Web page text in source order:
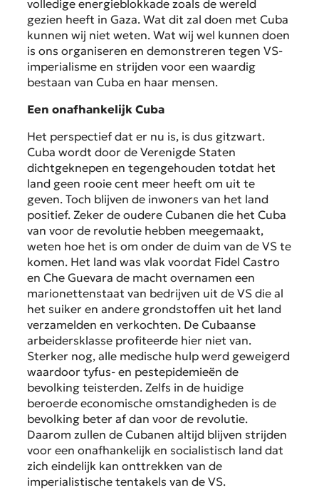
volledige energieblokkade zoals de wereld
gezien heeft in Gaza. Wat dit zal doen met Cuba
kunnen wij niet weten. Wat wij wel kunnen doen
is ons organiseren en demonstreren tegen VS-
imperialisme en strijden voor een waardig
bestaan van Cuba en haar mensen.
Een onafhankelijk Cuba
Het perspectief dat er nu is, is dus gitzwart.
Cuba wordt door de Verenigde Staten
dichtgeknepen en tegengehouden totdat het
land geen rooie cent meer heeft om uit te
geven. Toch blijven de inwoners van het land
positief. Zeker de oudere Cubanen die het Cuba
van voor de revolutie hebben meegemaakt,
weten hoe het is om onder de duim van de VS te
komen. Het land was vlak voordat Fidel Castro
en Che Guevara de macht overnamen een
marionettenstaat van bedrijven uit de VS die al
het suiker en andere grondstoffen uit het land
verzamelden en verkochten. De Cubaanse
arbeidersklasse profiteerde hier niet van.
Sterker nog, alle medische hulp werd geweigerd
waardoor tyfus- en pestepidemieën de
bevolking teisterden. Zelfs in de huidige
beroerde economische omstandigheden is de
bevolking beter af dan voor de revolutie.
Daarom zullen de Cubanen altijd blijven strijden
voor een onafhankelijk en socialistisch land dat
zich eindelijk kan onttrekken van de
imperialistische tentakels van de VS.